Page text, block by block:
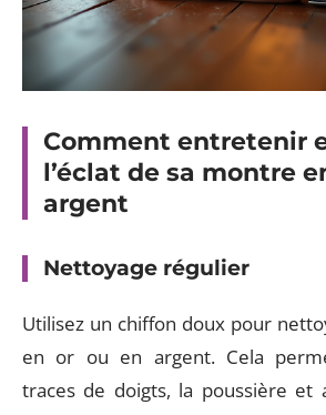
Comment entretenir
l’éclat de sa montre
argent
Nettoyage régulier
Utilisez un chiffon doux pour
en or ou en argent. Cela
traces de doigts, la poussière et